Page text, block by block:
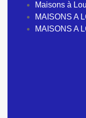
Maisons à
MAISONS A
MAISONS A